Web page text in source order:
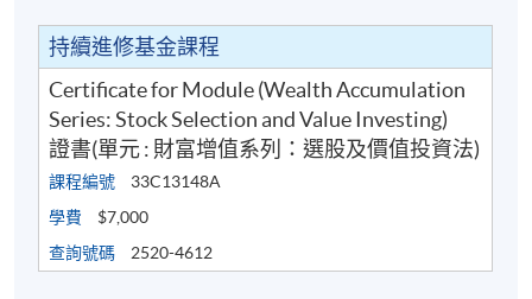
資、收購、商業審核評估及法律相關的資深工作經
驗，他曾為香港多個政府部門擔任顧問工作及攢寫相
關的顧問報告。方先生擅長分析國際間微妙經濟互動
和角力脈搏，對於急促變化的環球投資市場及個人投
資組合管理擁有專業分析的經驗。
(2) 彭博士擁有超過30年投資分析及股票研究的經驗，
對證券價格評估及股票投資有非常專業的見解。彭博
持續進修基金課程
Certificate for Module (Wealth Accumulation
Series: Stock Selection and Value Investing)
證書(單元 : 財富增值系列：選股及價值投資法)
課程編號
33C13148A
學費
$7,000
查詢號碼
2520-4612